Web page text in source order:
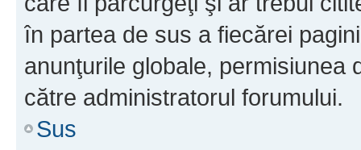
în partea de sus a fiecărei
anunţurile globale, permisiunea
către administratorul forumului.
Sus